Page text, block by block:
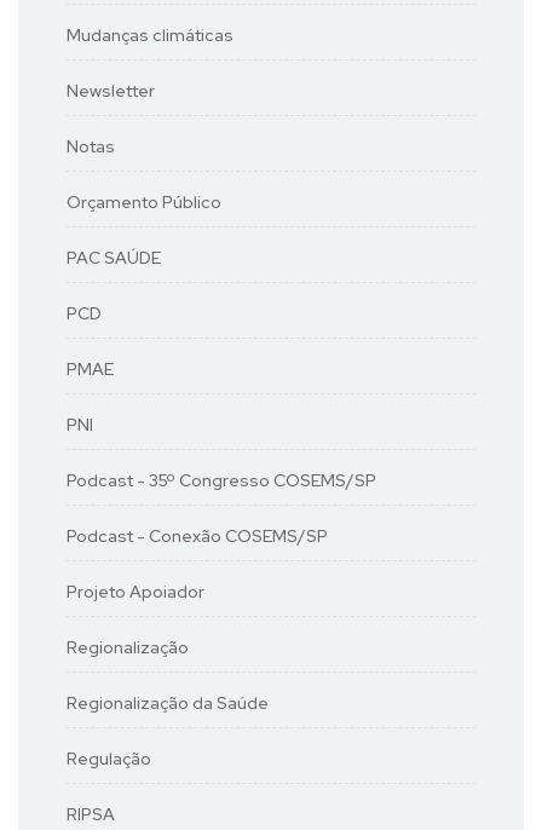
Mudanças climáticas
Newsletter
Notas
Orçamento Público
PAC SAÚDE
PCD
PMAE
PNI
Podcast - 35º Congresso COSEMS/SP
Podcast - Conexão COSEMS/SP
Projeto Apoiador
Regionalização
Regionalização da Saúde
Regulação
RIPSA